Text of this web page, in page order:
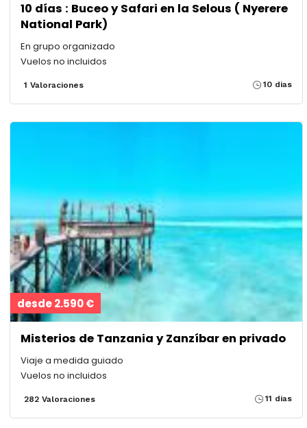
10 días : Buceo y Safari en la Selous ( Nyerere
National Park)
En grupo organizado
Vuelos no incluidos
1 Valoraciones 10 dias
desde 2.590 €
Misterios de Tanzania y Zanzíbar en privado
Viaje a medida guiado
Vuelos no incluidos
282 Valoraciones 11 dias